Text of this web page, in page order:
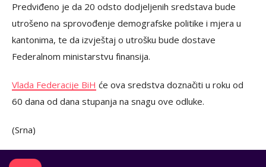
Predviđeno je da 20 odsto dodjeljenih sredstava bude
utrošeno na sprovođenje demografske politike i mjera u
kantonima, te da izvještaj o utrošku bude dostave
Federalnom ministarstvu finansija.
Vlada Federacije BiH će ova sredstva doznačiti u roku od
60 dana od dana stupanja na snagu ove odluke.
(Srna)